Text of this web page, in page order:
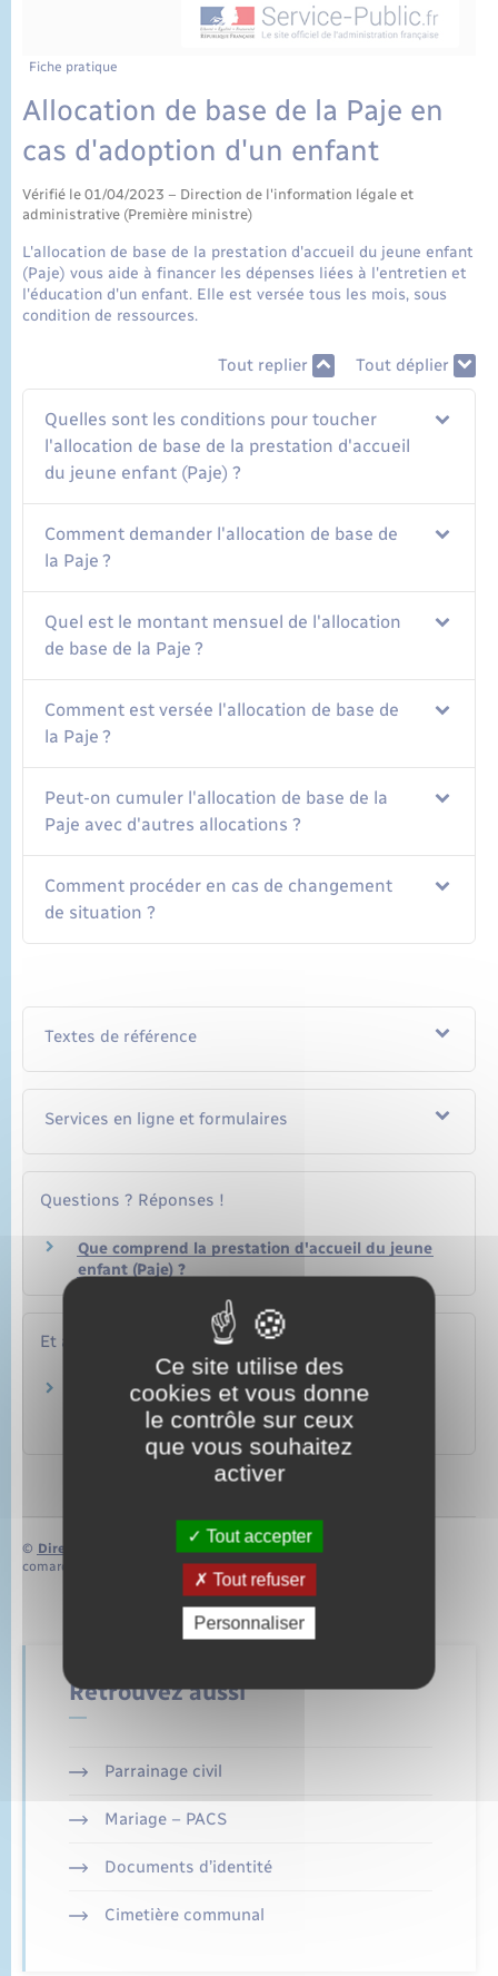
Fiche pratique
Allocation de base de la Paje en
cas d'adoption d'un enfant
Vérifié le 01/04/2023 – Direction de l'information légale et
administrative (Première ministre)
L'allocation de base de la prestation d'accueil du jeune enfant
(Paje) vous aide à financer les dépenses liées à l'entretien et
l'éducation d'un enfant. Elle est versée tous les mois, sous
condition de ressources.
Tout replier Tout déplier
Quelles sont les conditions pour toucher
l'allocation de base de la prestation d'accueil
du jeune enfant (Paje) ?
Comment demander l'allocation de base de
la Paje ?
Quel est le montant mensuel de l'allocation
de base de la Paje ?
Comment est versée l'allocation de base de
la Paje ?
Peut-on cumuler l'allocation de base de la
Paje avec d'autres allocations ?
Comment procéder en cas de changement
de situation ?
Textes de référence
Services en ligne et formulaires
Questions ? Réponses !
Que comprend la prestation d'accueil du jeune
enfant (Paje) ?
Et aussi
Allocation de base de la Paje versée à la
naissance d'un enfant
Famille – Scolarité
© Direction de l’information légale et administrative
comarquage developpé parbaseo.io
Retrouvez aussi
Parrainage civil
Mariage – PACS
Documents d’identité
Cimetière communal
Ce site utilise des
cookies et vous donne
le contrôle sur ceux
que vous souhaitez
activer
Tout accepter
Tout refuser
Personnaliser